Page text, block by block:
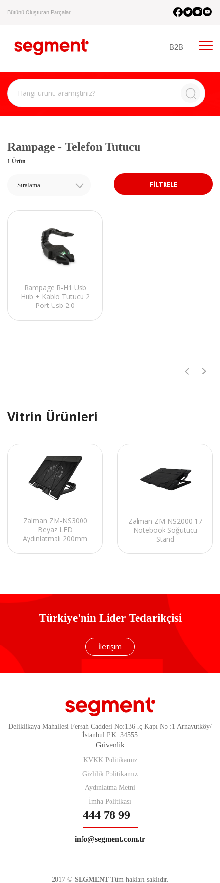
Bütünü Oluşturan Parçalar.
B2B
Rampage - Telefon Tutucu
FİLTRELE
1 Ürün
Sıralama
Rampage R-H1 Usb
Hub + Kablo Tutucu 2
Port Usb 2.0
Vitrin Ürünleri
Zalman ZM-NS3000
Beyaz LED
Aydınlatmalı 200mm
Soğutucu Stand
Zalman ZM-NS2000 17
Notebook Soğutucu
Stand
Türkiye'nin Lider Tedarikçisi
İletişim
Deliklikaya Mahallesi Fersah Caddesi No:136 İç Kapı No :1 Arnavutköy/
İstanbul P.K :34555
Güvenlik
KVKK Politikamız
Gizlilik Politikamız
Aydınlatma Metni
İmha Politikası
444 78 99
info@segment.com.tr
2017 © SEGMENTTüm hakları saklıdır.